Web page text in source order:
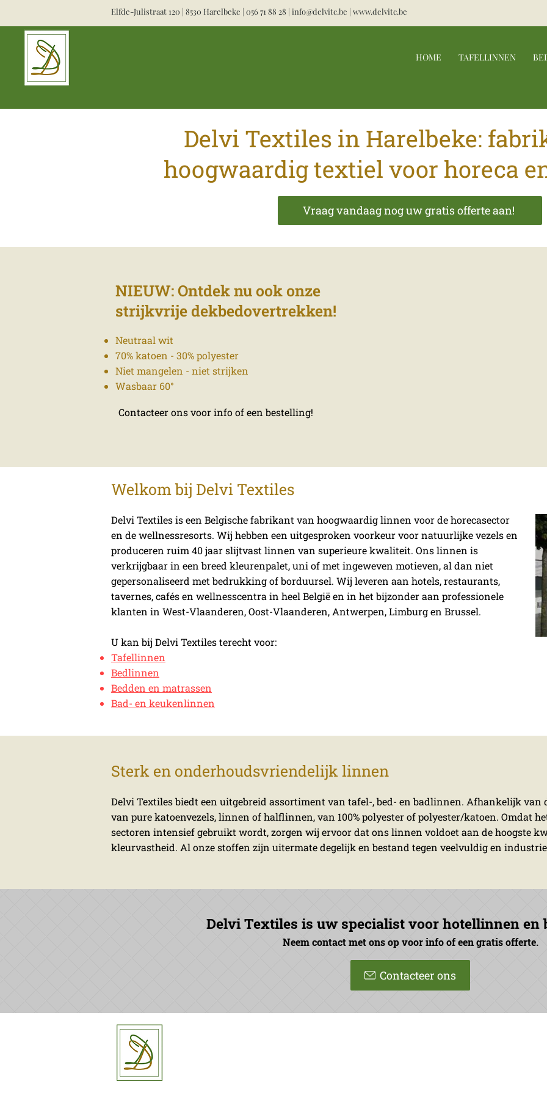
Elfde-Julistraat 120 | 8530 Harelbeke | 056 71 88 28 | info@delvitc.be | www.delvitc.be
HOME TAFELLINNEN
Delvi Textiles in Harelbeke:
hoogwaardig textiel voor horeca
Vraag vandaag nog uw gratis offerte aan!
NIEUW: Ontdek nu ook onze
strijkvrije dekbedovertrekken!
​Neutraal wit
70% katoen - 30% polyester
Niet mangelen - niet strijken
Wasbaar 60°
Contacteer ons voor info of een bestelling!
Welkom bij Delvi Textiles
Delvi Textiles is een Belgische fabrikant van hoogwaardig linnen voor de horecasector
en de wellnessresorts. Wij hebben een uitgesproken voorkeur voor natuurlijke vezels en
produceren ruim 40 jaar slijtvast linnen van superieure kwaliteit. Ons linnen is
verkrijgbaar in een breed kleurenpalet, uni of met ingeweven motieven, al dan niet
gepersonaliseerd met bedrukking of borduursel. Wij leveren aan hotels, restaurants,
tavernes, cafés en wellnesscentra in heel België en in het bijzonder aan professionele
klanten in West-Vlaanderen, Oost-Vlaanderen, Antwerpen, Limburg en Brussel.
U kan bij Delvi Textiles terecht voor:
Tafellinnen
Bedlinnen
Bedden en matrassen
Bad- en keukenlinnen
Sterk en onderhoudsvriendelijk linnen
Delvi Textiles biedt een uitgebreid assortiment van tafel-, bed- en badlinnen. Afhankelijk van
van pure katoenvezels, linnen of halflinnen, van 100% polyester of polyester/katoen. Omdat
sectoren intensief gebruikt wordt, zorgen wij ervoor dat ons linnen voldoet aan de hoogste
kleurvastheid. Al onze stoffen zijn uitermate degelijk en bestand tegen veelvuldig en
Delvi Textiles is uw specialist voor hotellinnen en
Neem contact met ons op voor info of een gratis offerte.
Contacteer ons